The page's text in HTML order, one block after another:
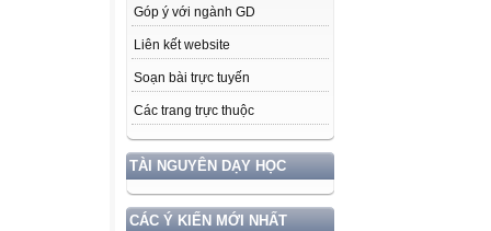
Góp ý với ngành GD
Liên kết website
Soạn bài trực tuyến
Các trang trực thuộc
TÀI NGUYÊN DẠY HỌC
CÁC Ý KIẾN MỚI NHẤT